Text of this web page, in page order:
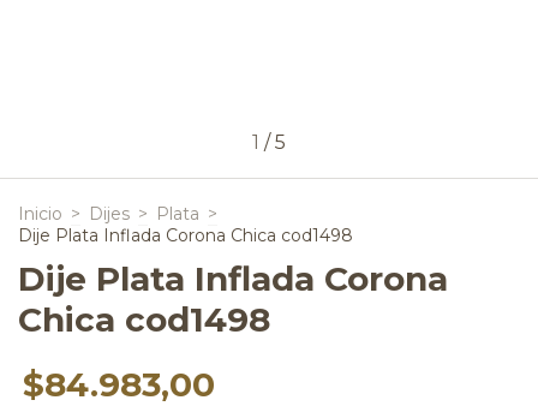
1 /5
Inicio > Dijes > Plata >
Dije Plata Inflada Corona Chica cod1498
Dije Plata Inflada Corona
Chica cod1498
$84.983,00